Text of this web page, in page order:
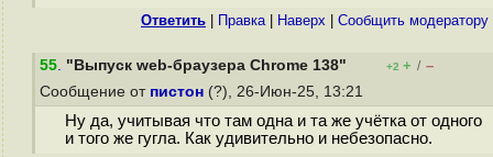
Ответить Правка| Наверх Cообщить модератору
55. "Выпуск web-браузера Chrome 138" +2 + / –
Сообщение от пистон (?), 26-Июн-25, 13:21
Ну да, учитывая что там одна и та же учётка от одного
и того же гугла. Как удивительно и небезопасно.